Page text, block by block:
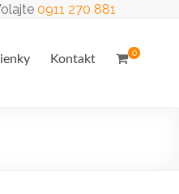
0911 270 881
0
Kontakt